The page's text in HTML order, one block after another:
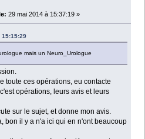
29 mai 2014 à 15:37:19 »
15:15:29
mais un Neuro_Urologue
toute ces opérations, eu contacte
opérations, leurs avis et leurs
sur le sujet, et donne mon avis.
bon il y a n'a ici qui en n'ont beaucoup